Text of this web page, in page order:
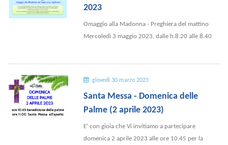
2023
Omaggio alla Madonna - Preghiera del mattino
Mercoledì 3 maggio 2023, dalle h.8.20 alle 8.40
giovedì 30 marzo 2023
Santa Messa - Domenica delle
Palme (2 aprile 2023)
E’ con gioia che Vi invitiamo a partecipare
domenica 2 aprile 2023 alle ore 10.45 per la